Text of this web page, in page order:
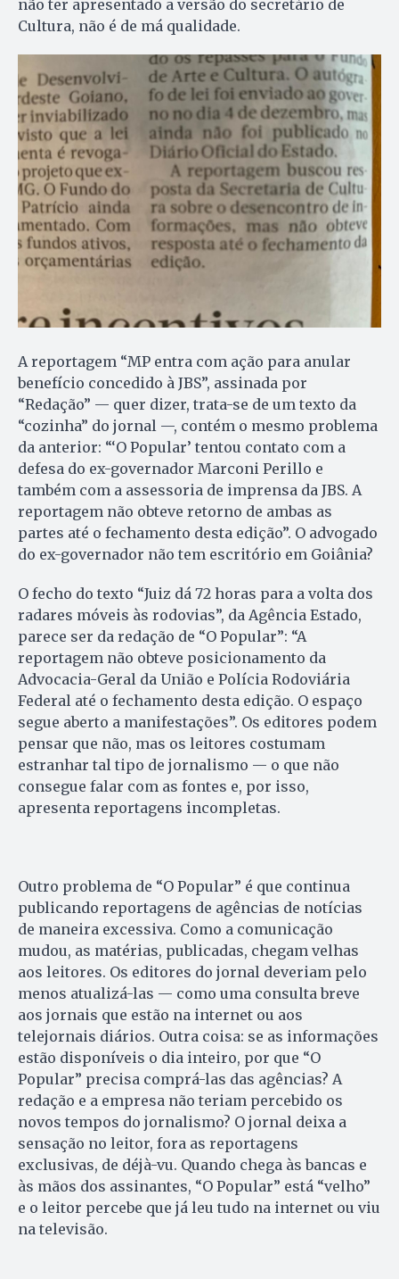
não ter apresentado a versão do secretário de
Cultura, não é de má qualidade.
A reportagem “MP entra com ação para anular
benefício concedido à JBS”, assinada por
“Redação” — quer dizer, trata-se de um texto da
“cozinha” do jornal —, contém o mesmo problema
da anterior: “‘O Popular’ tentou contato com a
defesa do ex-governador Marconi Perillo e
também com a assessoria de imprensa da JBS. A
reportagem não obteve retorno de ambas as
partes até o fechamento desta edição”. O advogado
do ex-governador não tem escritório em Goiânia?
O fecho do texto “Juiz dá 72 horas para a volta dos
radares móveis às rodovias”, da Agência Estado,
parece ser da redação de “O Popular”: “A
reportagem não obteve posicionamento da
Advocacia-Geral da União e Polícia Rodoviária
Federal até o fechamento desta edição. O espaço
segue aberto a manifestações”. Os editores podem
pensar que não, mas os leitores costumam
estranhar tal tipo de jornalismo — o que não
consegue falar com as fontes e, por isso,
apresenta reportagens incompletas.
Outro problema de “O Popular” é que continua
publicando reportagens de agências de notícias
de maneira excessiva. Como a comunicação
mudou, as matérias, publicadas, chegam velhas
aos leitores. Os editores do jornal deveriam pelo
menos atualizá-las — como uma consulta breve
aos jornais que estão na internet ou aos
telejornais diários. Outra coisa: se as informações
estão disponíveis o dia inteiro, por que “O
Popular” precisa comprá-las das agências? A
redação e a empresa não teriam percebido os
novos tempos do jornalismo? O jornal deixa a
sensação no leitor, fora as reportagens
exclusivas, de déjà-vu. Quando chega às bancas e
às mãos dos assinantes, “O Popular” está “velho”
e o leitor percebe que já leu tudo na internet ou viu
na televisão.